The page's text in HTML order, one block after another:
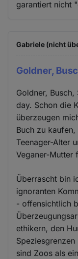
garantiert nicht
Gabriele (nicht
Goldner,
Goldner,
day. Schon die
überzeugen
Buch zu
Teenager-Alter
Veganer-Mutter
Überrascht bin
ignoranten
- offensichtlich
ethikern, den
sind Zoos als